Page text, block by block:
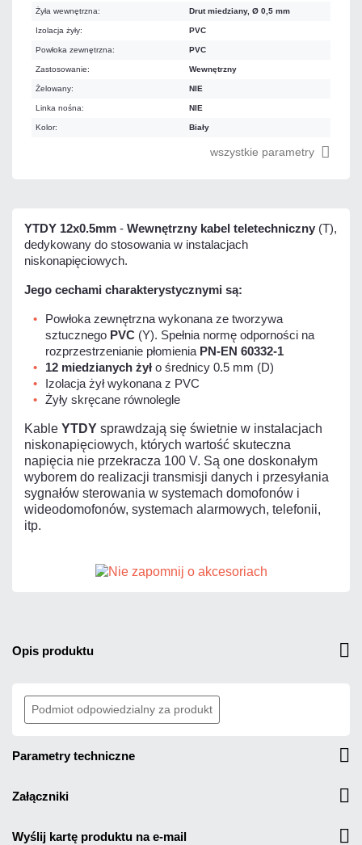
Żyła wewnętrzna: Drut miedziany, Ø 0,5 mm
Izolacja żyły: PVC
Powłoka zewnętrzna: PVC
Zastosowanie: Wewnętrzny
Żelowany: NIE
Linka nośna: NIE
Kolor: Biały
wszystkie parametry
YTDY 12x0.5mm - Wewnętrzny kabel teletechniczny (T),
dedykowany do stosowania w instalacjach
niskonapięciowych.
Jego cechami charakterystycznymi są:
Powłoka zewnętrzna wykonana ze tworzywa
sztucznego PVC (Y). Spełnia normę odporności na
rozprzestrzenianie płomienia PN-EN 60332-1
12 miedzianych żył o średnicy 0.5 mm (D)
Izolacja żył wykonana z PVC
Żyły skręcane równolegle
Kable YTDY sprawdzają się świetnie w instalacjach
niskonapięciowych, których wartość skuteczna
napięcia nie przekracza 100 V. Są one doskonałym
wyborem do realizacji transmisji danych i przesyłania
sygnałów sterowania w systemach domofonów i
wideodomofonów, systemach alarmowych, telefonii,
itp.
opis produktu
Podmiot odpowiedzialny za produkt
parametry techniczne
załączniki
wyślij kartę produktu na e-mail